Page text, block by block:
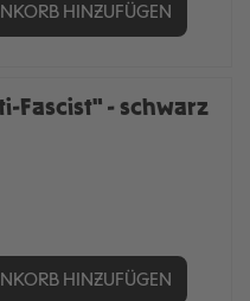
HINZUFÜGEN
Fascist" - schwarz
HINZUFÜGEN